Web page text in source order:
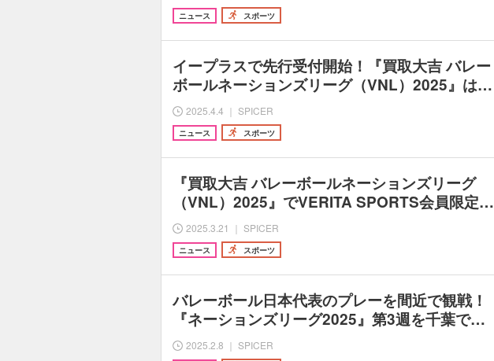
ニュース スポーツ
イープラスで先行受付開始！『買取大吉 バレー
ボールネーションズリーグ（VNL）2025』は…
2025.4.4 ｜ SPICER
ニュース スポーツ
『買取大吉 バレーボールネーションズリーグ
（VNL）2025』でVERITA SPORTS会員限定…
2025.3.21 ｜ SPICER
ニュース スポーツ
バレーボール日本代表のプレーを間近で観戦！
『ネーションズリーグ2025』第3週を千葉で…
2025.2.8 ｜ SPICER